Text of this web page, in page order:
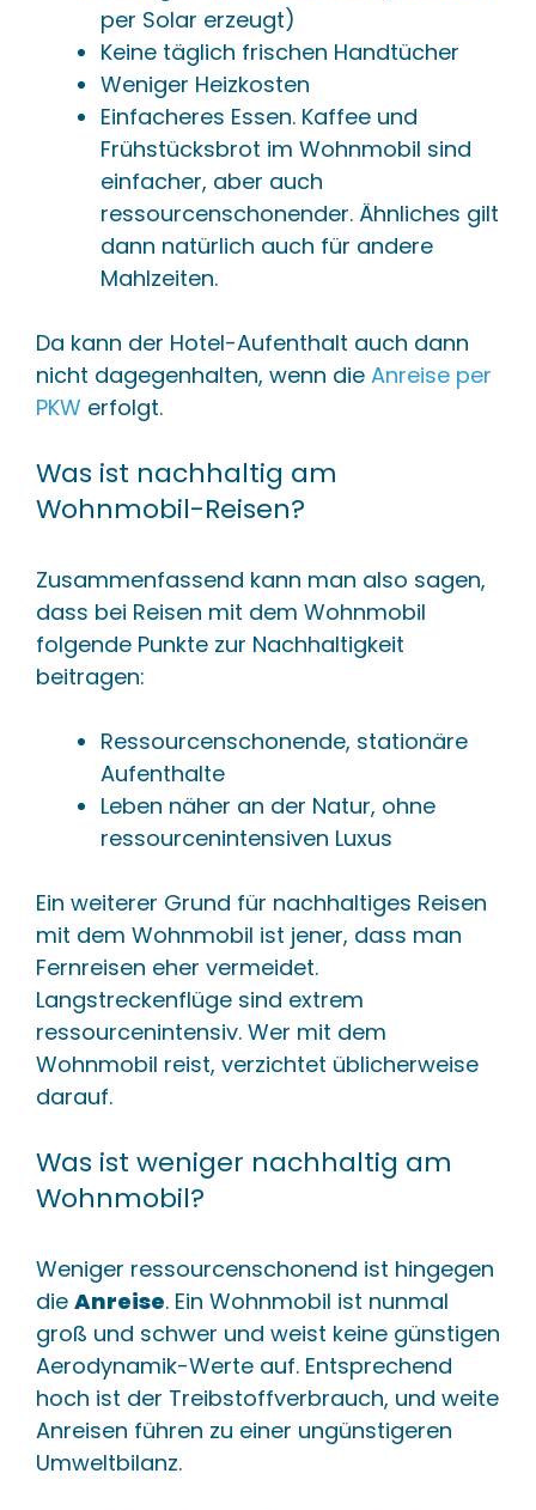
per Solar erzeugt)
Keine täglich frischen Handtücher
Weniger Heizkosten
Einfacheres Essen. Kaffee und
Frühstücksbrot im Wohnmobil sind
einfacher, aber auch
ressourcenschonender. Ähnliches gilt
dann natürlich auch für andere
Mahlzeiten.
Da kann der Hotel-Aufenthalt auch dann
nicht dagegenhalten, wenn die Anreise per
PKW erfolgt.
Was ist nachhaltig am
Wohnmobil-Reisen?
Zusammenfassend kann man also sagen,
dass bei Reisen mit dem Wohnmobil
folgende Punkte zur Nachhaltigkeit
beitragen:
Ressourcenschonende, stationäre
Aufenthalte
Leben näher an der Natur, ohne
ressourcenintensiven Luxus
Ein weiterer Grund für nachhaltiges Reisen
mit dem Wohnmobil ist jener, dass man
Fernreisen eher vermeidet.
Langstreckenflüge sind extrem
ressourcenintensiv. Wer mit dem
Wohnmobil reist, verzichtet üblicherweise
darauf.
Was ist weniger nachhaltig am
Wohnmobil?
Weniger ressourcenschonend ist hingegen
die Anreise. Ein Wohnmobil ist nunmal
groß und schwer und weist keine günstigen
Aerodynamik-Werte auf. Entsprechend
hoch ist der Treibstoffverbrauch, und weite
Anreisen führen zu einer ungünstigeren
Umweltbilanz.